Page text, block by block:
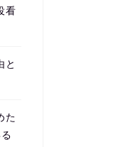
看
と
た